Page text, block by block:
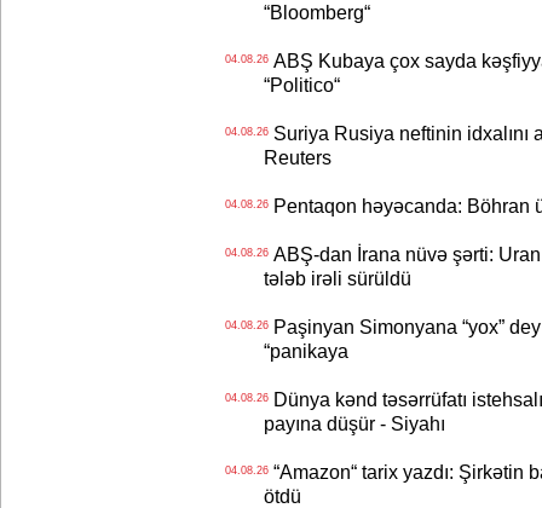
“Bloomberg“
04.08.26ABŞ Kubaya çox sayda
“Politico“
04.08.26Suriya Rusiya neftinin idxalını
Reuters
04.08.26Pentaqon həyəcanda: Böhran
04.08.26ABŞ-dan İrana nüvə şərti: Uran
tələb irəli sürüldü
04.08.26Paşinyan Simonyana “yox”
“panikaya
04.08.26Dünya kənd təsərrüfatı
payına düşür - Siyahı
04.08.26“Amazon“ tarix yazdı: Şirkətin
ötdü